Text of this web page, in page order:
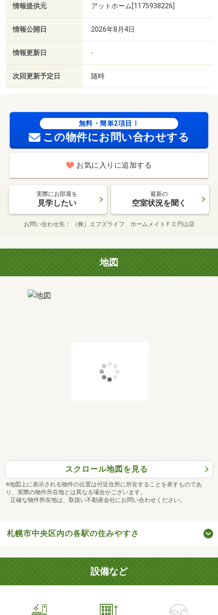
情報提供元 アットホーム[1175938226]
情報公開日 2026年8月4日
情報更新日 -
次回更新予定日 随時
無料・簡単2項目！
この物件にお問い合わせする
お気に入りに追加する
実際にお部屋を
見学したい
最新の
空室状況を聞く
お問い合わせ先 （株）エフズライフ ホームメイトＦＣ円山店
地図
スクロール地図を見る
※地図上に表示される物件の位置は付近住所に所在することを表すものであ
り、実際の物件所在地とは異なる場合がございます。
正確な物件所在地は、取扱い不動産会社にお問い合わせください。
札幌市中央区内の各駅の住みやすさ
設備など